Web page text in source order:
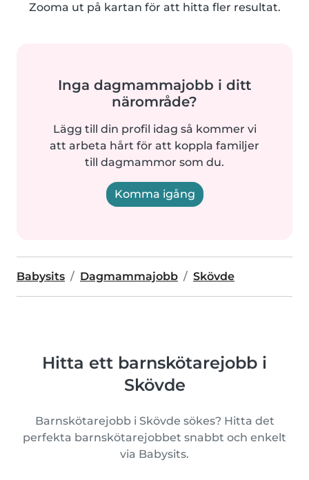
Zooma ut på kartan för att hitta fler resultat.
Inga dagmammajobb i ditt
närområde?
Lägg till din profil idag så kommer vi
att arbeta hårt för att koppla familjer
till dagmammor som du.
Komma igång
Babysits Dagmammajobb Skövde
Hitta ett barnskötarejobb i
Skövde
Barnskötarejobb i Skövde sökes? Hitta det
perfekta barnskötarejobbet snabbt och enkelt
via Babysits.